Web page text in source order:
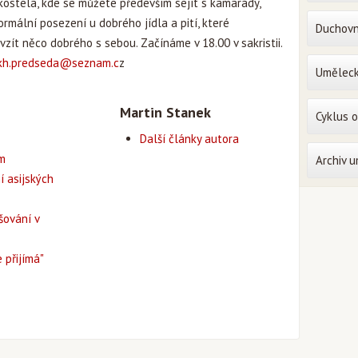
posezení u dobrého jídla a pití, které
něco dobrého s sebou. Začínáme v 18.00 v sakristii.
z
asijských
v
přijímá"
Martin Stanek
Další články autora
Cyklus
Archiv